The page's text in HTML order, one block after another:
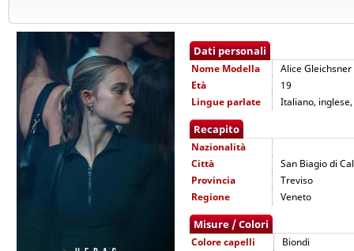
Dati personali
Nome Modella
Alice Gleichsner
Età
19
Lingue parlate
Italiano,
Recapito
Nazionalità
Città
San Biagio di
Provincia
Treviso
Regione
Veneto
Misure / Colori
Colore capelli
Biondi